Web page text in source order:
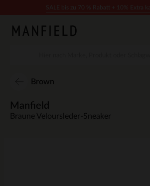
Brown
Manfield
Braune Veloursleder-Sneaker